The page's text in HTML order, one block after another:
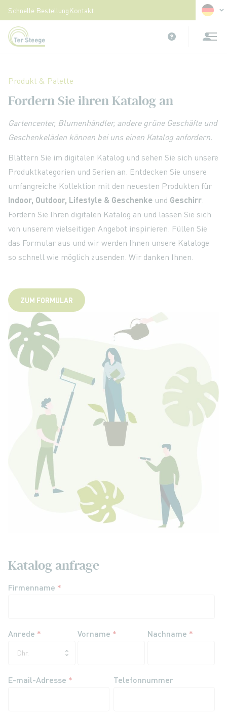
Schnelle BestellungKontakt
Zum
Inhalt
springen
Produkt & Palette
Fordern Sie ihren Katalog an
Gartencenter, Blumenhändler, andere grüne Geschäfte und
Geschenkeläden können bei uns einen Katalog anfordern.
Blättern Sie im digitalen Katalog und sehen Sie sich unsere
Produktkategorien und Serien an. Entdecken Sie unsere
umfangreiche Kollektion mit den neuesten Produkten für
Indoor, Outdoor, Lifestyle & Geschenke und Geschirr
Fordern Sie Ihren digitalen Katalog an und lassen Sie sich
von unserem vielseitigen Angebot inspirieren. Füllen Sie
das Formular aus und wir werden Ihnen unsere Kataloge
so schnell wie möglich zusenden. Wir danken Ihnen.
ZUM FORMULAR
Katalog anfrage
Firmenname *
Anrede * Vorname * Nachname *
E-mail-Adresse * Telefonnummer